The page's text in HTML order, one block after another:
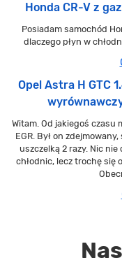
Honda CR-V z
Posiadam samochód
dlaczego płyn w
Opel Astra H GTC
Witam. Od jakiegoś czasu
EGR. Był on
uszczelką 2 razy. Nic nie
chłodnic, lecz trochę się